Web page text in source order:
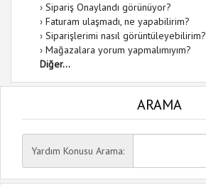
› Sipariş Onaylandı görünüyor?
› Faturam ulaşmadı, ne yapabilirim?
› Siparişlerimi nasıl görüntüleyebilirim?
› Mağazalara yorum yapmalımıyım?
Diğer...
ARAMA
Yardım Konusu Arama: